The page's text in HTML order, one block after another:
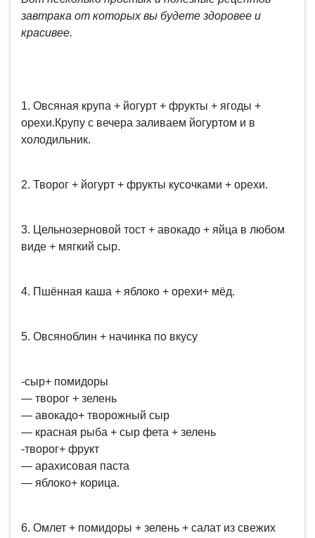
завтрака от которых вы будете здоровее и
красивее.
1. Овсяная крупа + йогурт + фрукты + ягоды +
орехи.Крупу с вечера заливаем йогуртом и в
холодильник.
2. Творог + йогурт + фрукты кусочками + орехи.
3. Цельнозерновой тост + авокадо + яйца в любом
виде + мягкий сыр.
4. Пшённая каша + яблоко + орехи+ мёд.
5. Овсяноблин + начинка по вкусу
-сыр+ помидоры
— творог + зелень
— авокадо+ творожный сыр
— красная рыба + сыр фета + зелень
-творог+ фрукт
— арахисовая паста
— яблоко+ корица.
6. Омлет + помидоры + зелень + салат из свежих